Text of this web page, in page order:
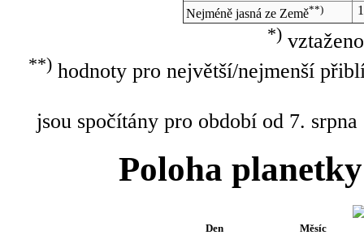
Nejméně jasná ze Země**)
*)
**)hodnoty pro největší/nejmenší
jsou spočítány pro období od 7.
Poloha
Den Měsíc